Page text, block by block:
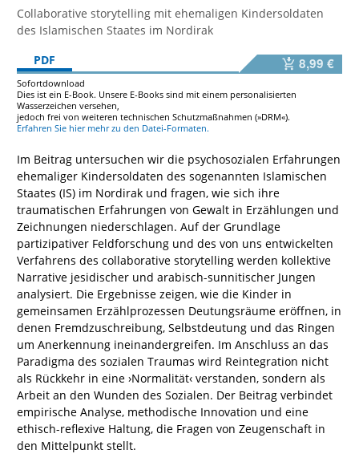
Collaborative storytelling mit ehemaligen Kindersoldaten
des Islamischen Staates im Nordirak
PDF
8,99 €
Sofortdownload
Dies ist ein E-Book. Unsere E-Books sind mit einem personalisierten
Wasserzeichen versehen,
jedoch frei von weiteren technischen Schutzmaßnahmen (»DRM«).
Erfahren Sie hier mehr zu den Datei-Formaten.
Im Beitrag untersuchen wir die psychosozialen Erfahrungen
ehemaliger Kindersoldaten des sogenannten Islamischen
Staates (IS) im Nordirak und fragen, wie sich ihre
traumatischen Erfahrungen von Gewalt in Erzählungen und
Zeichnungen niederschlagen. Auf der Grundlage
partizipativer Feldforschung und des von uns entwickelten
Verfahrens des collaborative storytelling werden kollektive
Narrative jesidischer und arabisch-sunnitischer Jungen
analysiert. Die Ergebnisse zeigen, wie die Kinder in
gemeinsamen Erzählprozessen Deutungsräume eröffnen, in
denen Fremdzuschreibung, Selbstdeutung und das Ringen
um Anerkennung ineinandergreifen. Im Anschluss an das
Paradigma des sozialen Traumas wird Reintegration nicht
als Rückkehr in eine ›Normalität‹ verstanden, sondern als
Arbeit an den Wunden des Sozialen. Der Beitrag verbindet
empirische Analyse, methodische Innovation und eine
ethisch-reflexive Haltung, die Fragen von Zeugenschaft in
den Mittelpunkt stellt.